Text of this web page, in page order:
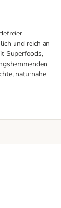
und reich an
Superfoods,
naturnahe